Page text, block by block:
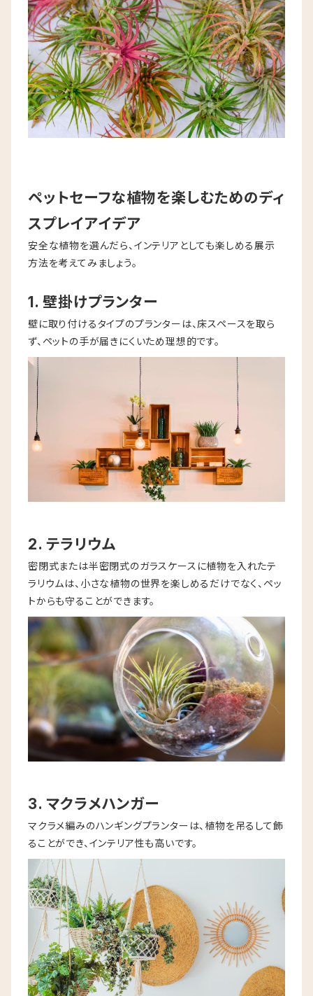
ペットセーフな植物を楽しむためのディ
スプレイアイデア
安全な植物を選んだら、インテリアとしても楽しめる展示
方法を考えてみましょう。
1. 壁掛けプランター
壁に取り付けるタイプのプランターは、床スペースを取ら
ず、ペットの手が届きにくいため理想的です。
2. テラリウム
密閉式または半密閉式のガラスケースに植物を入れたテ
ラリウムは、小さな植物の世界を楽しめるだけでなく、ペッ
トからも守ることができます。
3. マクラメハンガー
マクラメ編みのハンギングプランターは、植物を吊るして飾
ることができ、インテリア性も高いです。